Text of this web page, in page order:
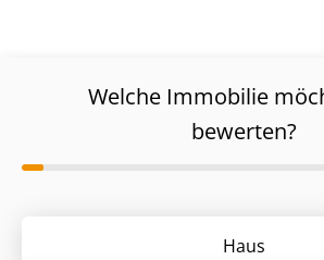
Welche Immobilie
bewerten?
Haus